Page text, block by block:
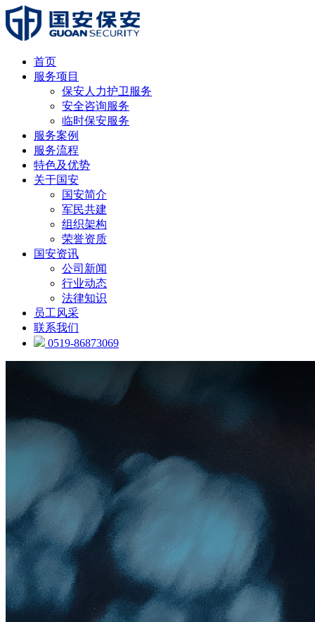
首页
服务项目
保安人力护卫服务
安全咨询服务
临时保安服务
服务案例
服务流程
特色及优势
关于国安
国安简介
军民共建
组织架构
荣誉资质
国安资讯
公司新闻
行业动态
法律知识
员工风采
联系我们
0519-86873069